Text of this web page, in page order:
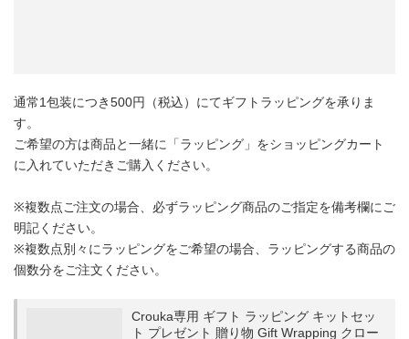
通常1包装につき500円（税込）にてギフトラッピングを承りま
す。
ご希望の方は商品と一緒に「ラッピング」をショッピングカート
に入れていただきご購入ください。
※複数点ご注文の場合、必ずラッピング商品のご指定を備考欄にご
明記ください。
※複数点別々にラッピングをご希望の場合、ラッピングする商品の
個数分をご注文ください。
Crouka専用 ギフト ラッピング キットセッ
ト プレゼント 贈り物 Gift Wrapping クロー